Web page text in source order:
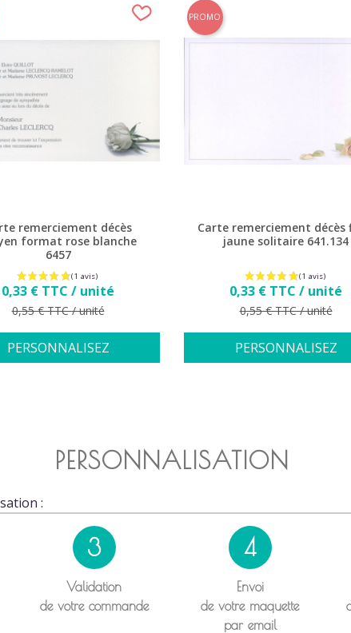
remerciement décès
format rose blanche
6457
Prix
0,33 € TTC / unité
Prix de base
0,55 € TTC / unité
PERSONNALISEZ
Carte remerciement décès
jaune solitaire 641.134
Prix
0,33 € TTC / unité
Prix de base
0,55 € TTC / unité
PERSONNALISEZ
PROMO
PERSONNALISATION
:
3
Validation
de votre commande
4
Envoi
de votre maquette
par email